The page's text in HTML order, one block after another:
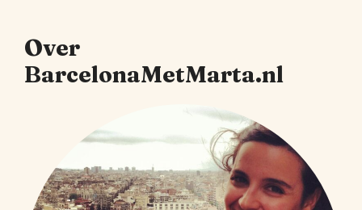
Over
BarcelonaMetMarta.nl